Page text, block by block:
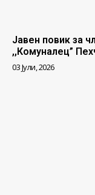
Јавен повик за
,,Комуналец”
03 Јули, 2026